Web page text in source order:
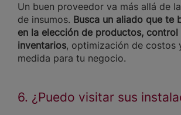
Un buen proveedor va más allá de
de insumos. Busca un aliado que te
en la elección de productos, control
inventarios, optimización de costos
medida para tu negocio.
6. ¿Puedo visitar sus